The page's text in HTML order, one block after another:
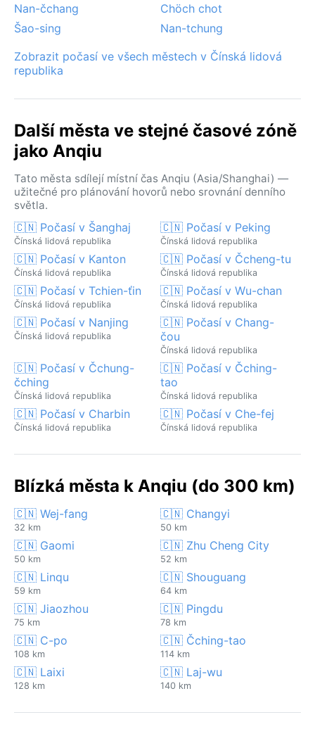
Nan-čchang
Chöch chot
Šao-sing
Nan-tchung
Zobrazit počasí ve všech městech v Čínská lidová
republika
Další města ve stejné časové zóně
jako Anqiu
Tato města sdílejí místní čas Anqiu (Asia/Shanghai) —
užitečné pro plánování hovorů nebo srovnání denního
světla.
🇨🇳 Počasí v Šanghaj
Čínská lidová republika
🇨🇳 Počasí v Peking
Čínská lidová republika
🇨🇳 Počasí v Kanton
Čínská lidová republika
🇨🇳 Počasí v Čcheng-tu
Čínská lidová republika
🇨🇳 Počasí v Tchien-ťin
Čínská lidová republika
🇨🇳 Počasí v Wu-chan
Čínská lidová republika
🇨🇳 Počasí v Nanjing
Čínská lidová republika
🇨🇳 Počasí v Chang-
čou
Čínská lidová republika
🇨🇳 Počasí v Čchung-
čching
Čínská lidová republika
🇨🇳 Počasí v Čching-
tao
Čínská lidová republika
🇨🇳 Počasí v Charbin
Čínská lidová republika
🇨🇳 Počasí v Che-fej
Čínská lidová republika
Blízká města k Anqiu (do 300 km)
🇨🇳 Wej-fang
32 km
🇨🇳 Changyi
50 km
🇨🇳 Gaomi
50 km
🇨🇳 Zhu Cheng City
52 km
🇨🇳 Linqu
59 km
🇨🇳 Shouguang
64 km
🇨🇳 Jiaozhou
75 km
🇨🇳 Pingdu
78 km
🇨🇳 C-po
108 km
🇨🇳 Čching-tao
114 km
🇨🇳 Laixi
128 km
🇨🇳 Laj-wu
140 km